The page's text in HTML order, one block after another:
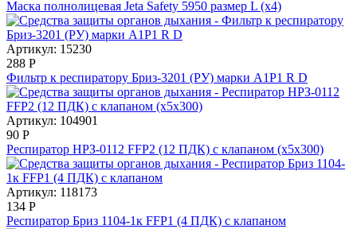
Маска полнолицевая Jeta Safety 5950 размер L (x4)
Артикул: 15230
288 Р
Фильтр к респиратору Бриз-3201 (РУ) марки А1Р1 R D
Артикул: 104901
90 Р
Респиратор НРЗ-0112 FFP2 (12 ПДК) с клапаном (х5х300)
Артикул: 118173
134 Р
Респиратор Бриз 1104-1к FFP1 (4 ПДК) с клапаном